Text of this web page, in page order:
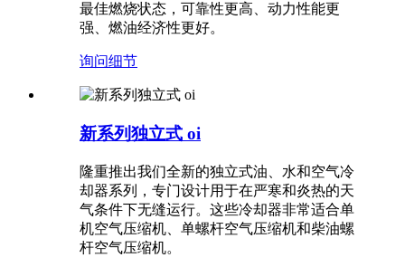
最佳燃烧状态，可靠性更高、动力性能更
强、燃油经济性更好。
询问细节
新系列独立式 oi
隆重推出我们全新的独立式油、水和空气冷
却器系列，专门设计用于在严寒和炎热的天
气条件下无缝运行。这些冷却器非常适合单
机空气压缩机、单螺杆空气压缩机和柴油螺
杆空气压缩机。